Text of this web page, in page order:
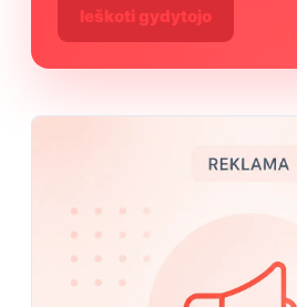
Ieškoti gydytojo